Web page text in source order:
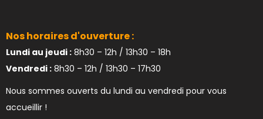
Nos horaires d'ouverture :
Lundi au jeudi : 8h30 – 12h / 13h30 – 18h
Vendredi : 8h30 – 12h / 13h30 – 17h30
Nous sommes ouverts du lundi au vendredi pour vous
accueillir !